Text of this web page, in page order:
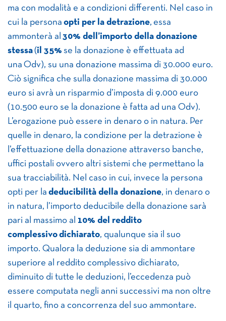
ma con modalità e a condizioni differenti. Nel caso in
cui la persona opti per la detrazione, essa
ammonterà al 30% dell’importo della donazione
stessa(il 35% se la donazione è effettuata ad
una Odv), su una donazione massima di 30.000 euro.
Ciò significa che sulla donazione massima di 30.000
euro si avrà un risparmio d’imposta di 9.000 euro
(10.500 euro se la donazione è fatta ad una Odv).
L’erogazione può essere in denaro o in natura. Per
quelle in denaro, la condizione per la detrazione è
l’effettuazione della donazione attraverso banche,
uffici postali ovvero altri sistemi che permettano la
sua tracciabilità. Nel caso in cui, invece la persona
opti per la deducibilità della donazione, in denaro o
in natura, l’importo deducibile della donazione sarà
pari al massimo al 10% del reddito
complessivodichiarato, qualunque sia il suo
importo. Qualora la deduzione sia di ammontare
superiore al reddito complessivo dichiarato,
diminuito di tutte le deduzioni, l’eccedenza può
essere computata negli anni successivi ma non oltre
il quarto, fino a concorrenza del suo ammontare.